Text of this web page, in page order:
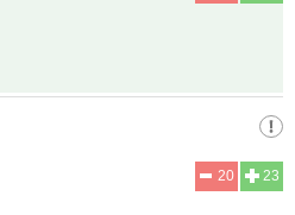
23
20